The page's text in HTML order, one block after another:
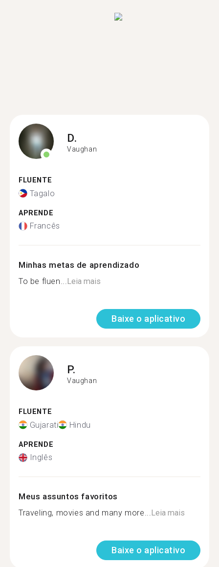
D.
Vaughan
FLUENTE
Tagalo
APRENDE
Francês
Minhas metas de aprendizado
To be fluen...Leia mais
Baixe o aplicativo
P.
Vaughan
FLUENTE
Gujarati Hindu
APRENDE
Inglês
Meus assuntos favoritos
Traveling, movies and many more...Leia mais
Baixe o aplicativo